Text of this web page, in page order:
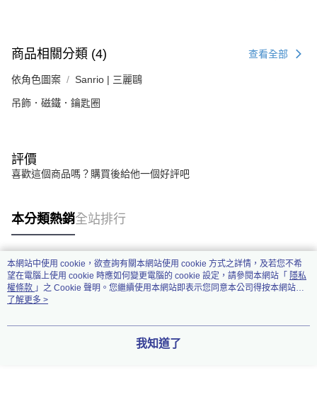
商品相關分類 (4) 查看全部
依角色圖案 Sanrio | 三麗鷗
吊飾．磁鐵．鑰匙圈
評價
喜歡這個商品嗎？購買後給他一個好評吧
本分類熱銷全站排行
熱門標籤
本網站中使用 cookie，欲查詢有關本網站使用 cookie 方式之詳情，及若您不希
望在電腦上使用 cookie 時應如何變更電腦的 cookie 設定，請參閱本網站「 隱私
權條款 」之 Cookie 聲明。您繼續使用本網站即表示您同意本公司得按本網站使
用條款之 Cookie 聲明使用 cookie。
了解更多 >
我知道了